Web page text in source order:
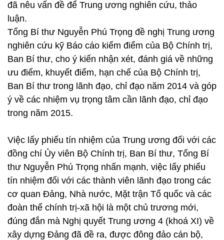
đã nêu vấn đề để Trung ương nghiên cứu, thảo
luận.
Tổng Bí thư Nguyễn Phú Trọng đề nghị Trung ương
nghiên cứu kỹ Báo cáo kiểm điểm của Bộ Chính trị,
Ban Bí thư, cho ý kiến nhận xét, đánh giá về những
ưu điểm, khuyết điểm, hạn chế của Bộ Chính trị,
Ban Bí thư trong lãnh đạo, chỉ đạo năm 2014 và góp
ý về các nhiệm vụ trọng tâm cần lãnh đạo, chỉ đạo
trong năm 2015.
Việc lấy phiếu tín nhiệm của Trung ương đối với các
đồng chí Ủy viên Bộ Chính trị, Ban Bí thư, Tổng Bí
thư Nguyễn Phú Trọng nhấn mạnh, việc lấy phiếu
tín nhiệm đối với các thành viên lãnh đạo trong các
cơ quan Đảng, Nhà nước, Mặt trận Tổ quốc và các
đoàn thể chính trị-xã hội là một chủ trương mới,
đúng đắn mà Nghị quyết Trung ương 4 (khoá XI) về
xây dựng Đảng đã đề ra, được đông đảo cán bộ,